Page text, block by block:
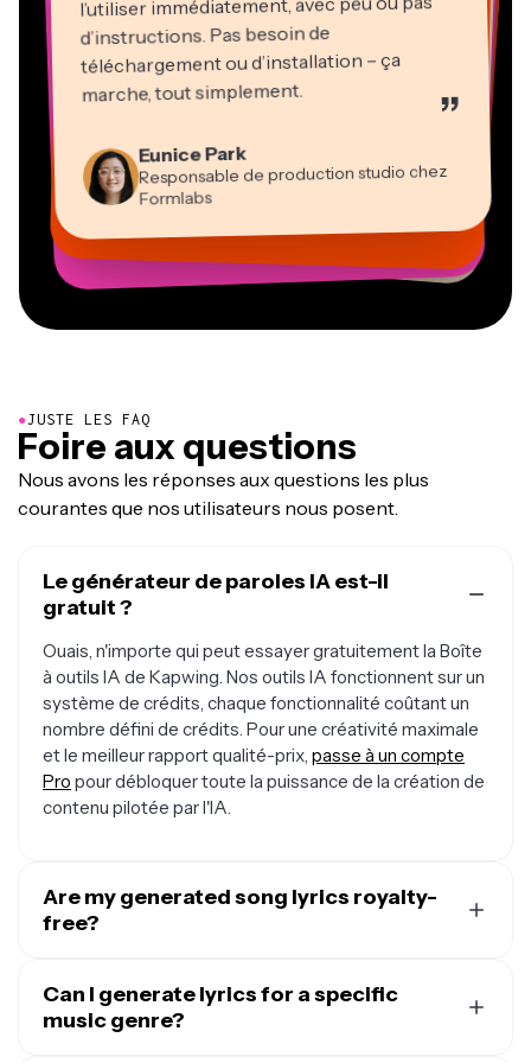
d’instructions. Pas besoin de
téléchargement ou d’installation – ça
marche, tout simplement. ”
Eunice Park
Responsable de production studio chez
Formlabs
Vannesia Darby
PDG de MOXIE Nashville
Grant Taleck
Cofondateur d’AuthentIQMarketing.com
Panos Papagapiou
Directeur associé chez EPATHLON
Kerry-lee Farla
Youtubeur
Gracie Peng
Directeur du contenu
Martin James
Éditeur vidéo
Heidi Rae
Pédagogie
Consultant
Mitch Rawlings
Freelance en services d’information
Dina Segovia
Travailleur en freelance virtuel
●JUSTE LES FAQ
Foire aux questions
Nous avons les réponses aux questions les plus
courantes que nos utilisateurs nous posent.
Le générateur de paroles IA est-il
gratuit ?
Ouais, n'importe qui peut essayer gratuitement la Boîte
à outils IA de Kapwing. Nos outils IA fonctionnent sur un
système de crédits, chaque fonctionnalité coûtant un
nombre défini de crédits. Pour une créativité maximale
et le meilleur rapport qualité-prix, passe à un compte
Pro pour débloquer toute la puissance de la création de
contenu pilotée par l'IA.
Are my generated song lyrics royalty-
free?
paroles de chanson IA de Kapwing sont libres de droits
d'auteur et disponibles pour un usage commercial. Tu
Can I generate lyrics for a specific
music genre?